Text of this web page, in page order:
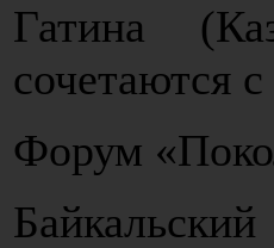
Гатина
сочетаются
Форум